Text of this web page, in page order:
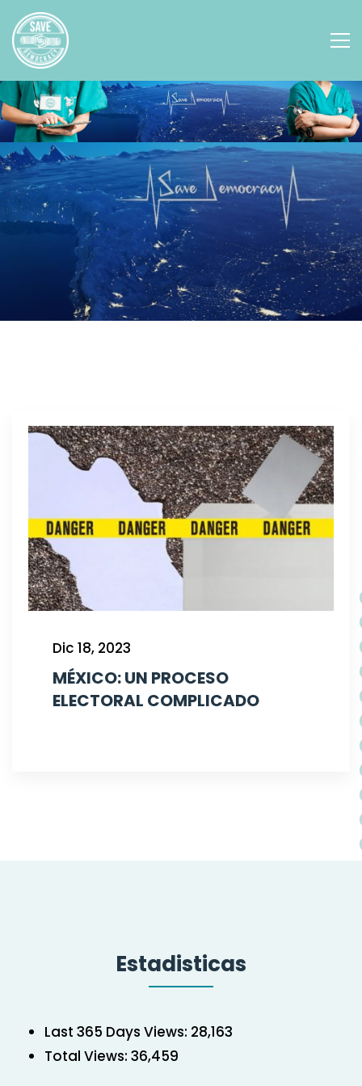
Dic 18, 2023
MÉXICO: UN PROCESO
ELECTORAL COMPLICADO
Estadisticas
Last 365 Days Views: 28,163
Total Views: 36,459